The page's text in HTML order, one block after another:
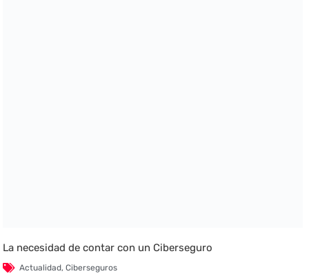
La necesidad de contar con un Ciberseguro
Actualidad,Ciberseguros